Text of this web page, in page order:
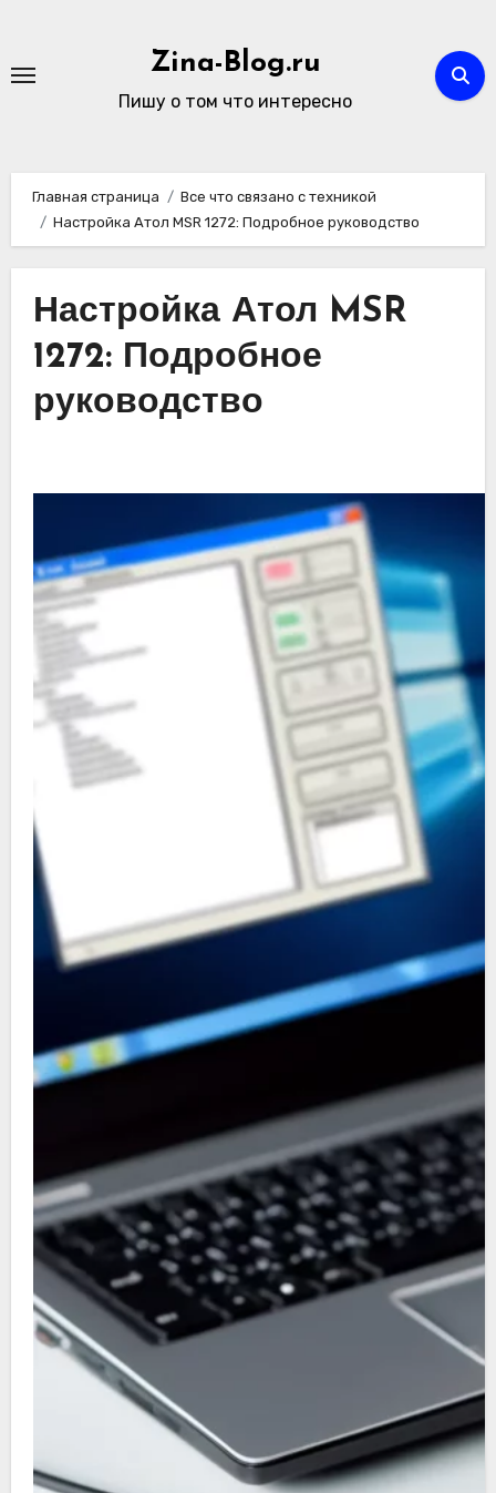
содержимому
Zina-Blog.ru
Пишу о том что интересно
Главная страница
Все что связано с техникой
Настройка Атол MSR 1272: Подробное руководство
Настройка Атол MSR
1272: Подробное
руководство